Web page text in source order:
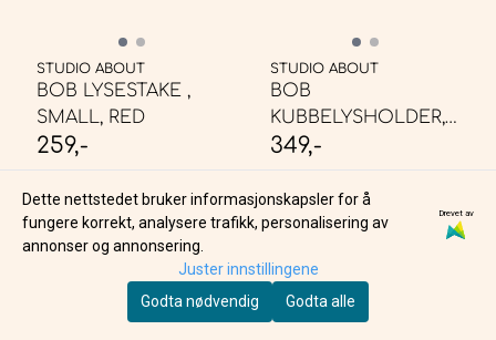
STUDIO ABOUT
BOB LYSESTAKE ,
SMALL, RED
259,-
KJØP
STUDIO ABOUT
BOB
KUBBELYSHOLDER,
LARGE, YELLOW
349,-
Dette nettstedet bruker informasjonskapsler for å
fungere korrekt, analysere trafikk, personalisering av
annonser og annonsering.
Drevet av
Juster innstillingene
Godta nødvendig
Godta alle